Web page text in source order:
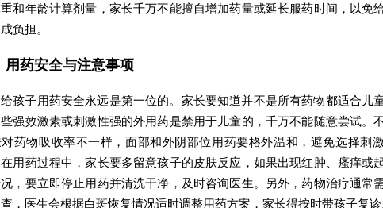
和年龄计算剂量，家长千万不能擅自增加药量或延长服药时间，以免
负担。
用药安全与注意事项
给孩子用药安全永远是第一位的。家长要知道并不是所有药物都适合儿
强效激素或刺激性强的外用药是禁用于儿童的，千万不能随意尝试。
对药物吸收率不一样，面部和外阴部位用药要格外温和，避免选择刺
用药过程中，家长要多留意孩子的皮肤反应，如果出现红肿、瘙痒或
，要立即停止用药并清洗干净，及时咨询医生。另外，药物治疗通常
，医生会根据白斑恢复情况适时调整用药方案，家长得按时带孩子复